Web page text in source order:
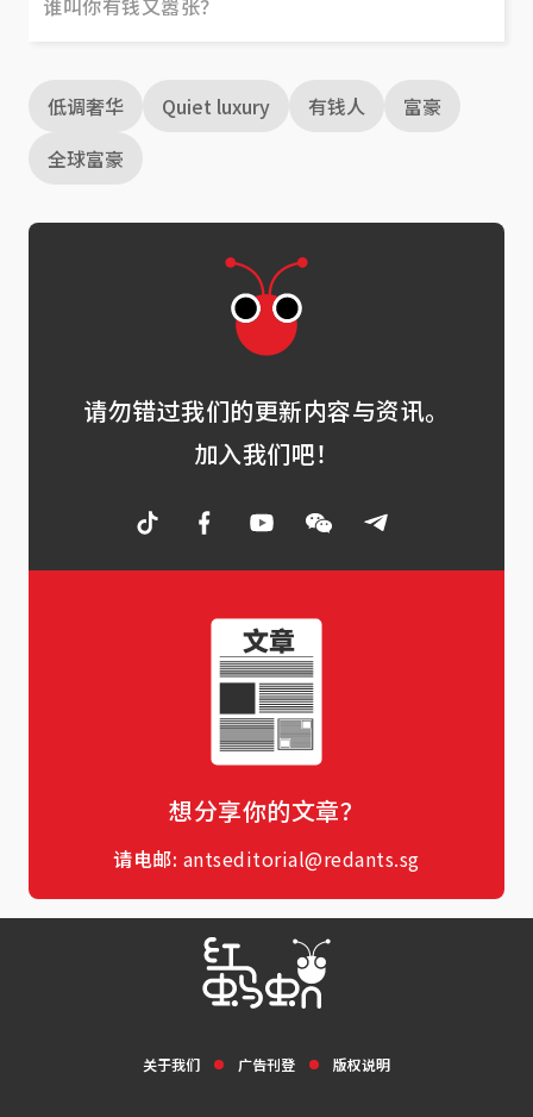
谁叫你有钱又嚣张？
低调奢华 Quiet luxury 有钱人
富豪
全球富豪
请勿错过我们的更新内容与资讯。
加入我们吧！
想分享你的文章？
请电邮: antseditorial@redants.sg
关于我们 广告刊登 版权说明